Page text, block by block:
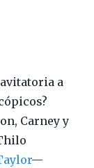
a
Carney y
—